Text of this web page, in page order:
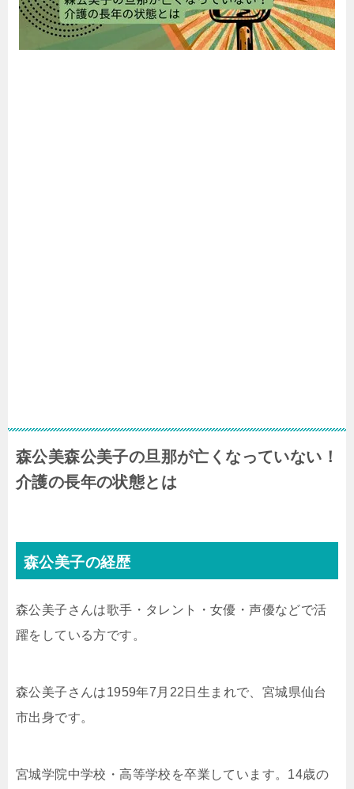
森公美森公美子の旦那が亡くなっていない！
介護の長年の状態とは
森公美子の経歴
森公美子さんは歌手・タレント・女優・声優などで活
躍をしている方です。
森公美子さんは1959年7月22日生まれで、宮城県仙台
市出身です。
宮城学院中学校・高等学校を卒業しています。14歳の